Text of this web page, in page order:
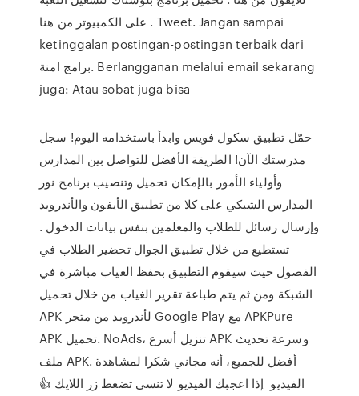
على الكمبيوتر من هنا . Tweet. Jangan sampai
ketinggalan postingan-postingan terbaik dari
برامج امنة. Berlangganan melalui email sekarang
juga: Atau sobat juga bisa
حمّل تطبيق سكول فويس وابدأ باستخدامه اليوم! سجل
مدرستك الآن! الطريقة الأفضل للتواصل بين المدارس
وأولياء الأمور بالإمكان تحميل وتنصيب برنامج نور
المدارس الشبكي على كلا من تطبيق الأيفون والأندرويد
وإرسال رسائل للطلاب والمعلمين بنفس بيانات الدخول .
تستطيع من خلال تطبيق الجوال تحضير الطلاب في
الفصول حيث سيقوم التطبيق بحفظ الغياب مباشرة في
الشبكة ومن ثم يتم طباعة تقرير الغياب من خلال تحميل
APK لأندرويد من متجر Google Play مع APKPure
APK تحميل. NoAds، تنزيل أسرع APK وسرعة تحديث
ملف APK. أفضل للجميع، أنه مجاني شكرا لمشاهدة
الفيديو ️ إذا اعجبك الفيديو لا تنسى تضغط زر اللايك 👍